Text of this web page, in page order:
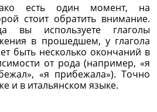
есть один момент, на
стоит обратить внимание.
вы используете глаголы
в прошедшем, у глагола
быть несколько окончаний в
от рода (например, «я
«я прибежала»). Точно
и в итальянском языке.